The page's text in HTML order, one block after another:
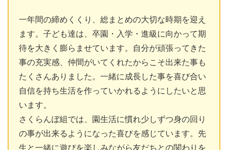
一年間の締めくくり、総まとめの大切な時期を迎え
ます。子ども達は、卒園・入学・進級に向かって期
待を大きく膨らませています。自分が頑張ってきた
事の充実感、仲間がいてくれたからこそ出来た事も
たくさんありました。一緒に成長した事を喜び合い
自信を持ち生活を作っていかれるようにしたいと思
います。
さくらんぼ組では、園生活に慣れ少しずつ身の回り
の事が出来るようになった喜びを感じています。先
生と一緒に遊びを楽しみながら友だちとの関わりを